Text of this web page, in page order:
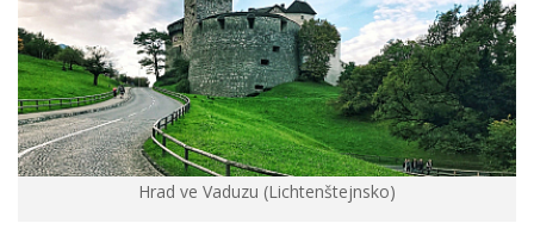
Hrad ve Vaduzu (Lichtenštejnsko)